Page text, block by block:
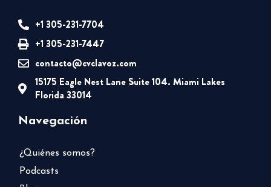
+1 305-231-7704
+1 305-231-7447
contacto@cvclavoz.com
15175 Eagle Nest Lane Suite 104. Miami Lakes
Florida 33014
Navegación
¿Quiénes somos?
Podcasts